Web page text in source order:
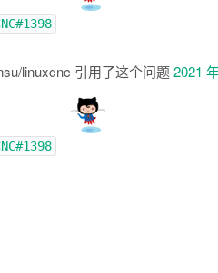
linuxcnc 引用了这个问题2021